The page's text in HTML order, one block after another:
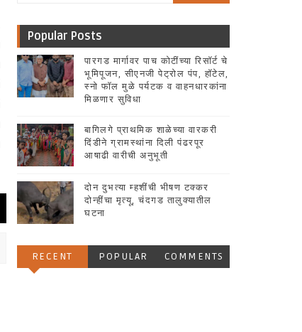
Popular Posts
पारगड मार्गावर पाच कोटींच्या रिसॉर्ट चे
भूमिपूजन, सीएनजी पेट्रोल पंप, हॉटेल,
स्नो फॉल मुळे पर्यटक व वाहनधारकांना
मिळणार सुविधा
बागिलगे प्राथमिक शाळेच्या वारकरी
दिंडीने ग्रामस्थांना दिली पंढरपूर
आषाढी वारीची अनुभूती
दोन दुभत्या म्हशींची भीषण टक्कर
दोन्हींचा मृत्यू, चंदगड तालुक्यातील
घटना
RECENT POPULAR COMMENTS